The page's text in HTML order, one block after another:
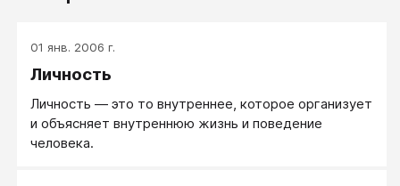
01 янв. 2006 г.
Личность
Личность — это то внутреннее, которое организует
и объясняет внутреннюю жизнь и поведение
человека.